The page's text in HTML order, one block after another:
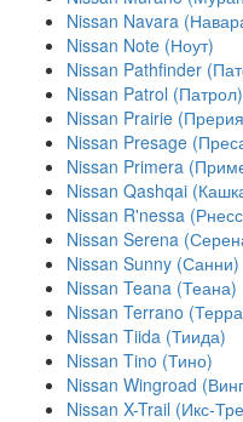
Nissan Navara
Nissan Note (Ноут)
Nissan Pathfinder
Nissan Patrol (Патрол)
Nissan Prairie
Nissan Presage
Nissan Primera
Nissan Qashqai
Nissan R'nessa
Nissan Serena
Nissan Sunny (Санни)
Nissan Teana (Теана)
Nissan Terrano
Nissan Tiida (Тиида)
Nissan Tino (Тино)
Nissan Wingroad
Nissan X-Trail (Икс-